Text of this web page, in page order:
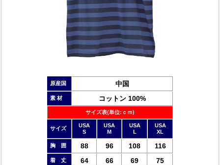
原産国 中国
素 材 コットン 100%
サイズ表(単位:ｃｍ)
サイズ
USA
S
USA
M
USA
L
USA
XL
胸 囲 88 96 108 116
着 丈 64 66 69 75